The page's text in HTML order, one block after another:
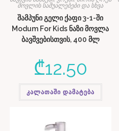
მოვლის საშუალებები და სხვა
შამპუნი გელი ქაფი 3-1-ში
Modum For Kids ნაზი მოვლა
ბავშვებისთვის, 400 მლ
₾12.50
კალათაში დამატება